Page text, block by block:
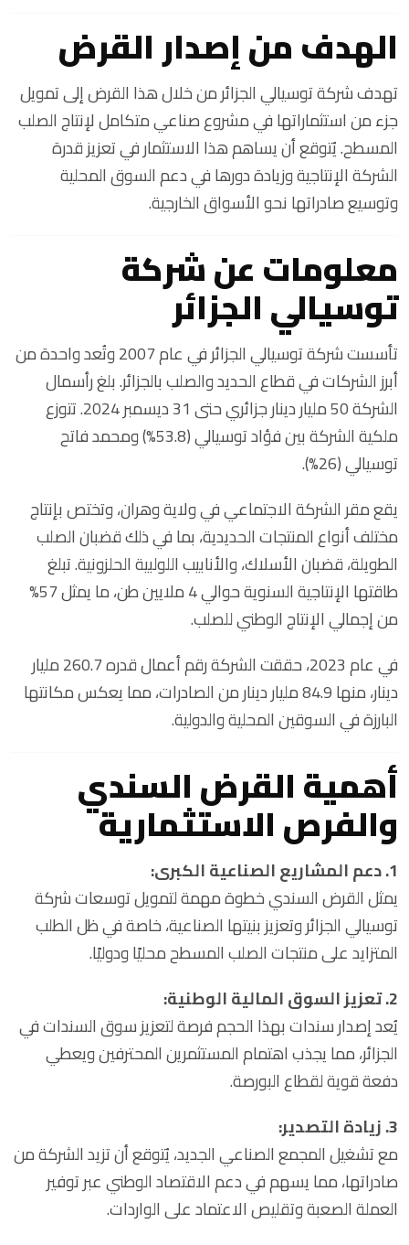
الهدف من إصدار القرض
تهدف شركة توسيالي الجزائر من خلال هذا القرض إلى تمويل
جزء من استثماراتها في مشروع صناعي متكامل لإنتاج الصلب
المسطح. يُتوقع أن يساهم هذا الاستثمار في تعزيز قدرة
الشركة الإنتاجية وزيادة دورها في دعم السوق المحلية
وتوسيع صادراتها نحو الأسواق الخارجية.
معلومات عن شركة
توسيالي الجزائر
تأسست شركة توسيالي الجزائر في عام 2007 وتُعد واحدة من
أبرز الشركات في قطاع الحديد والصلب بالجزائر. بلغ رأسمال
الشركة 50 مليار دينار جزائري حتى 31 ديسمبر 2024. تتوزع
ملكية الشركة بين فؤاد توسيالي (53.8%) ومحمد فاتح
توسيالي (26%).
يقع مقر الشركة الاجتماعي في ولاية وهران، وتختص بإنتاج
مختلف أنواع المنتجات الحديدية، بما في ذلك قضبان الصلب
الطويلة، قضبان الأسلاك، والأنابيب اللولبية الحلزونية. تبلغ
طاقتها الإنتاجية السنوية حوالي 4 ملايين طن، ما يمثل 57%
من إجمالي الإنتاج الوطني للصلب.
في عام 2023، حققت الشركة رقم أعمال قدره 260.7 مليار
دينار، منها 84.9 مليار دينار من الصادرات، مما يعكس مكانتها
البارزة في السوقين المحلية والدولية.
أهمية القرض السندي
والفرص الاستثمارية
1. دعم المشاريع الصناعية الكبرى:
يمثل القرض السندي خطوة مهمة لتمويل توسعات شركة
توسيالي الجزائر وتعزيز بنيتها الصناعية، خاصة في ظل الطلب
المتزايد على منتجات الصلب المسطح محليًا ودوليًا.
2. تعزيز السوق المالية الوطنية:
يُعد إصدار سندات بهذا الحجم فرصة لتعزيز سوق السندات في
الجزائر، مما يجذب اهتمام المستثمرين المحترفين ويعطي
دفعة قوية لقطاع البورصة.
3. زيادة التصدير:
مع تشغيل المجمع الصناعي الجديد، يُتوقع أن تزيد الشركة من
صادراتها، مما يسهم في دعم الاقتصاد الوطني عبر توفير
العملة الصعبة وتقليص الاعتماد على الواردات.